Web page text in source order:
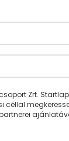
Zrt.
céllal